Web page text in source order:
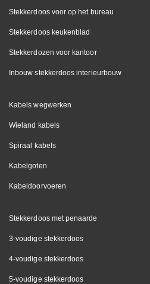
Stekkerdoos voor op het bureau
Stekkerdoos keukenblad
Stekkerdozen voor kantoor
Inbouw stekkerdoos interieurbouw
Kabels wegwerken
Wieland kabels
Spiraal kabels
Kabelgoten
Kabeldoorvoeren
Stekkerdoos met penaarde
3-voudige stekkerdoos
4-voudige stekkerdoos
5-voudige stekkerdoos